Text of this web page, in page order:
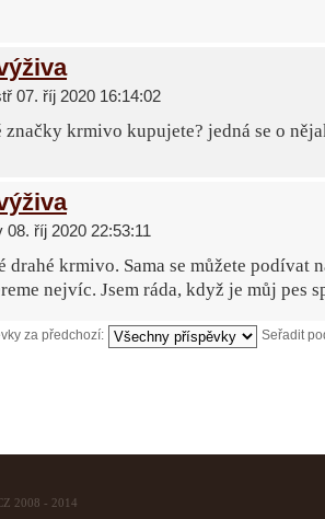
07. říj 2020 16:14:02
značky krmivo kupujete? jedná se o
říj 2020 22:53:11
drahé krmivo. Sama se můžete podívat
nejvíc. Jsem ráda, když je můj pes
za předchozí: Seřadit
2008 - 2014